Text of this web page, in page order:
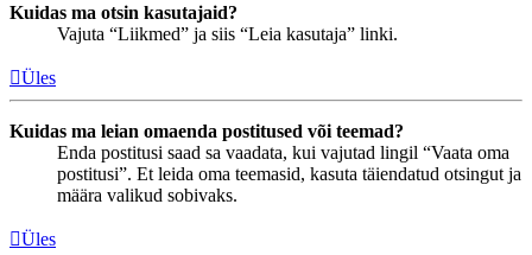
Kuidas ma otsin kasutajaid?
Vajuta “Liikmed” ja siis “Leia kasutaja” linki.
Üles
Kuidas ma leian omaenda postitused või teemad?
Enda postitusi saad sa vaadata, kui vajutad lingil “Vaata oma
postitusi”. Et leida oma teemasid, kasuta täiendatud otsingut ja
määra valikud sobivaks.
Üles